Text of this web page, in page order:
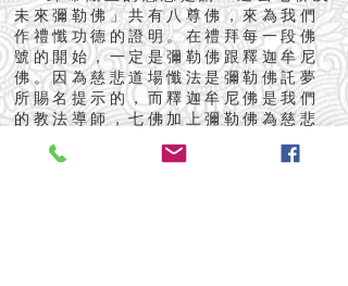
未來彌勒佛」共有八尊佛，來為我們
作禮懺功德的證明。在禮拜每一段佛
號的開始，一定是彌勒佛跟釋迦牟尼
佛。因為慈悲道場懺法是彌勒佛託夢
所賜名提示的，而釋迦牟尼佛是我們
的教法導師，七佛加上彌勒佛為慈悲
始，一定要唱誦禮拜這八尊佛號，來